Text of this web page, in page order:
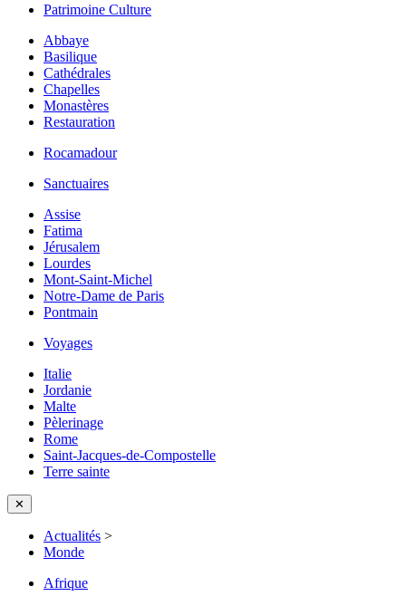
Patrimoine Culture
Abbaye
Basilique
Cathédrales
Chapelles
Monastères
Restauration
Rocamadour
Sanctuaires
Assise
Fatima
Jérusalem
Lourdes
Mont-Saint-Michel
Notre-Dame de Paris
Pontmain
Voyages
Italie
Jordanie
Malte
Pèlerinage
Rome
Saint-Jacques-de-Compostelle
Terre sainte
✕
Actualités >
Monde
Afrique